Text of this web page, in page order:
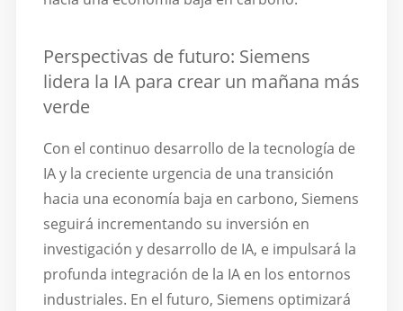
Perspectivas de futuro: Siemens
lidera la IA para crear un mañana más
verde
Con el continuo desarrollo de la tecnología de
IA y la creciente urgencia de una transición
hacia una economía baja en carbono, Siemens
seguirá incrementando su inversión en
investigación y desarrollo de IA, e impulsará la
profunda integración de la IA en los entornos
industriales. En el futuro, Siemens optimizará